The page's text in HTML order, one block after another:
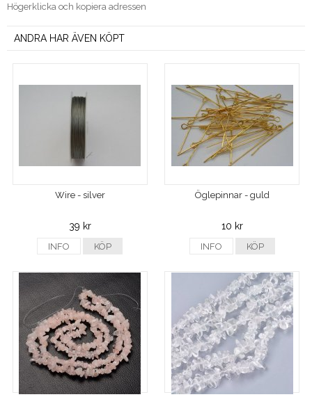
Högerklicka och kopiera adressen
ANDRA HAR ÄVEN KÖPT
Wire - silver
39 kr
INFO KÖP
Öglepinnar - guld
10 kr
INFO KÖP